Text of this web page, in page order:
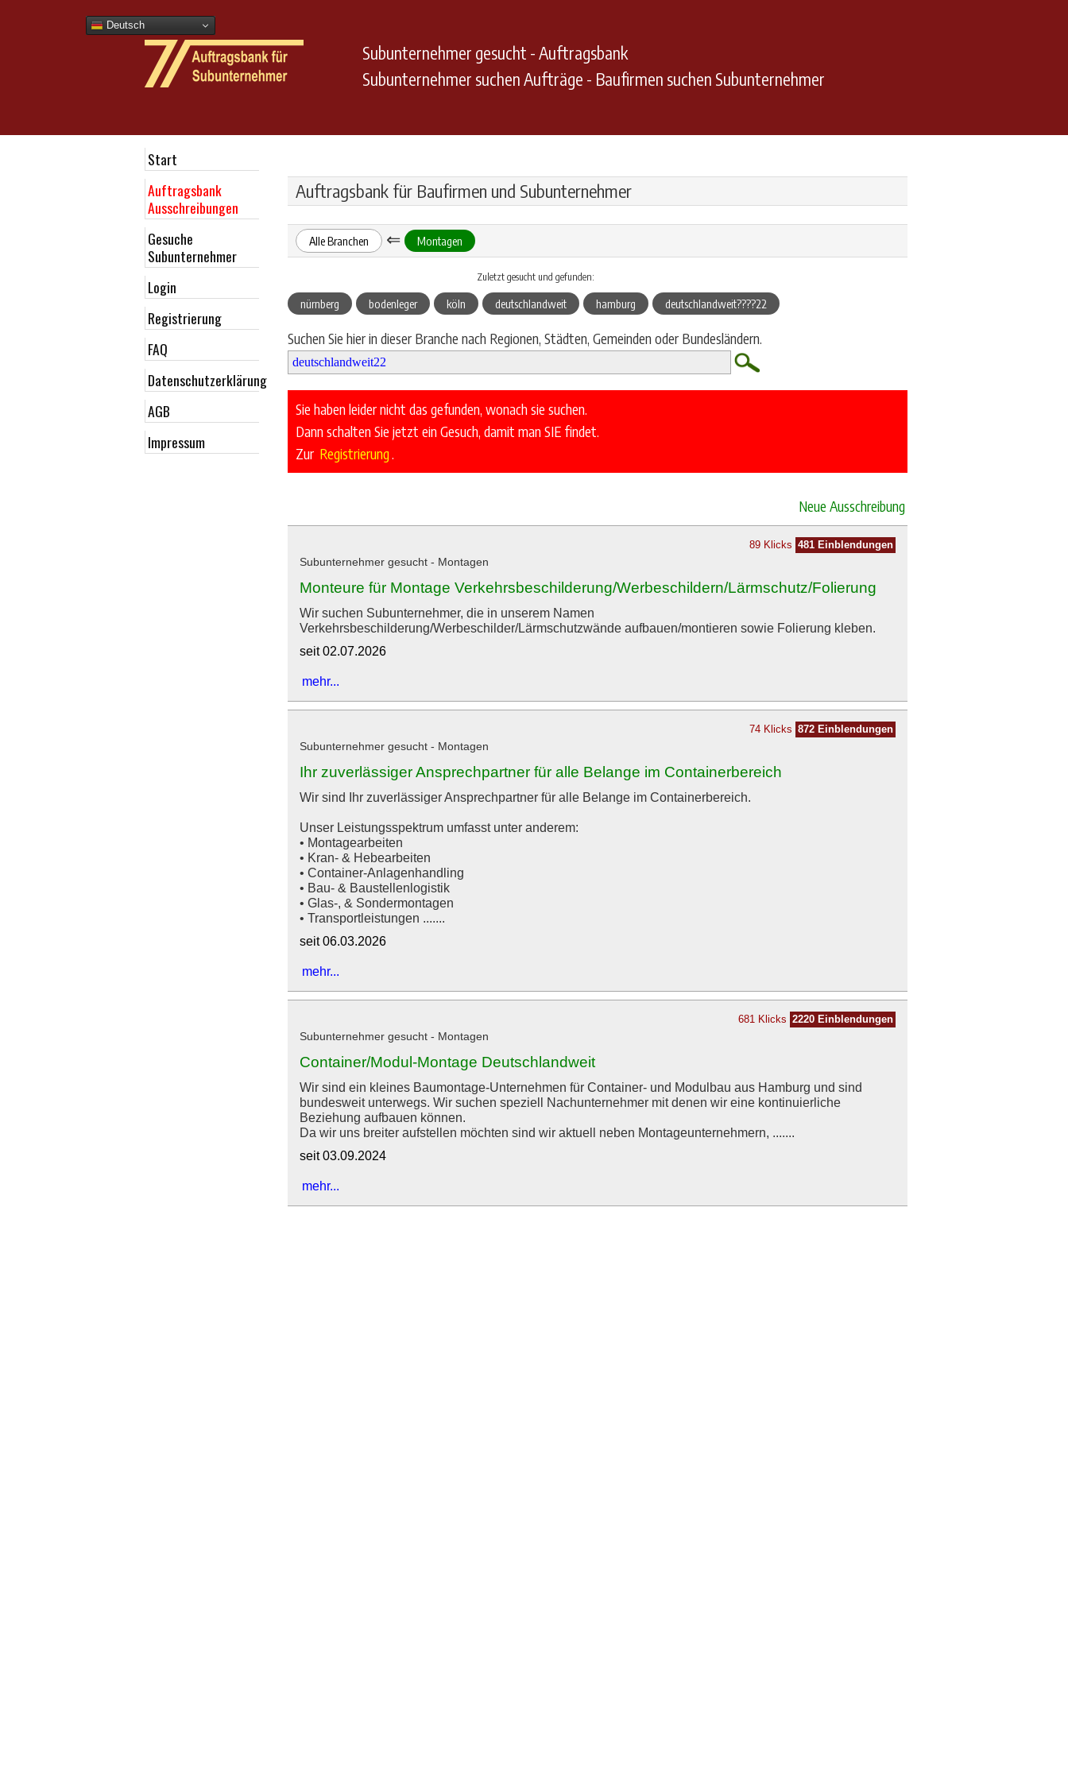
Deutsch
Subunternehmer gesucht - Auftragsbank
Subunternehmer suchen Aufträge - Baufirmen suchen Subunternehmer
Start
Auftragsbank
Ausschreibungen
Gesuche
Subunternehmer
Login
Registrierung
FAQ
Datenschutzerklärung
AGB
Impressum
Auftragsbank für Baufirmen und Subunternehmer
Alle Branchen ⇐ Montagen
Zuletzt gesucht und gefunden:
nürnberg bodenleger köln deutschlandweit hamburg deutschlandweit????22
Suchen Sie hier in dieser Branche nach Regionen, Städten, Gemeinden oder Bundesländern.
Sie haben leider nicht das gefunden, wonach sie suchen.
Dann schalten Sie jetzt ein Gesuch, damit man SIE findet.
Zur Registrierung.
Neue Ausschreibung
89 Klicks 481 Einblendungen
Subunternehmer gesucht - Montagen
Monteure für Montage Verkehrsbeschilderung/Werbeschildern/Lärmschutz/Folierung
Wir suchen Subunternehmer, die in unserem Namen
Verkehrsbeschilderung/Werbeschilder/Lärmschutzwände aufbauen/montieren sowie Folierung kleben.
seit 02.07.2026
mehr...
74 Klicks 872 Einblendungen
Subunternehmer gesucht - Montagen
Ihr zuverlässiger Ansprechpartner für alle Belange im Containerbereich
Wir sind Ihr zuverlässiger Ansprechpartner für alle Belange im Containerbereich.
Unser Leistungsspektrum umfasst unter anderem:
• Montagearbeiten
• Kran- & Hebearbeiten
• Container-Anlagenhandling
• Bau- & Baustellenlogistik
• Glas-, & Sondermontagen
• Transportleistungen .......
seit 06.03.2026
mehr...
681 Klicks 2220 Einblendungen
Subunternehmer gesucht - Montagen
Container/Modul-Montage Deutschlandweit
Wir sind ein kleines Baumontage-Unternehmen für Container- und Modulbau aus Hamburg und sind
bundesweit unterwegs. Wir suchen speziell Nachunternehmer mit denen wir eine kontinuierliche
Beziehung aufbauen können.
Da wir uns breiter aufstellen möchten sind wir aktuell neben Montageunternehmern, .......
seit 03.09.2024
mehr...